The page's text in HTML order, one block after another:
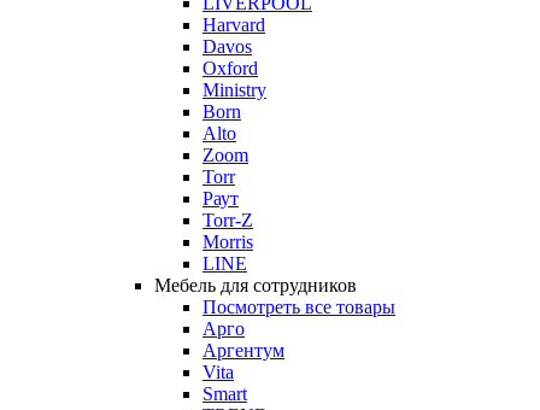
Harvard
Davos
Oxford
Ministry
Born
Alto
Zoom
Torr
Раут
Torr-Z
Morris
LINE
Мебель для сотрудников
Посмотреть все товары
Арго
Аргентум
Vita
Smart